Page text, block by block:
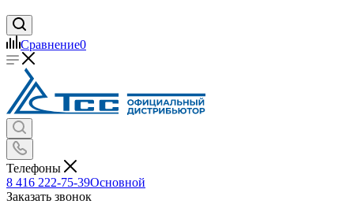
Сравнение0
Телефоны
8 416 222-75-39Основной
Заказать звонок